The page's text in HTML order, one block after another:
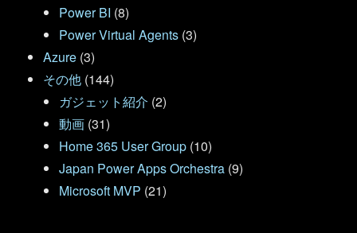
Power BI (8)
Power Virtual Agents (3)
Azure (3)
その他 (144)
ガジェット紹介 (2)
動画 (31)
Home 365 User Group (10)
Japan Power Apps Orchestra (9)
Microsoft MVP (21)